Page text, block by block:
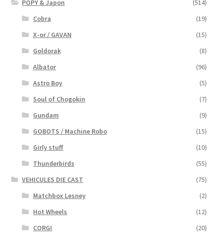
POPY & Japon
(514)
Cobra
(19)
X-or / GAVAN
(15)
Goldorak
(8)
Albator
(96)
Astro Boy
(5)
Soul of Chogokin
(7)
Gundam
(9)
GOBOTS / Machine Robo
(15)
Girly stuff
(10)
Thunderbirds
(55)
VEHICULES DIE CAST
(75)
Matchbox Lesney
(2)
Hot Wheels
(12)
CORGI
(20)